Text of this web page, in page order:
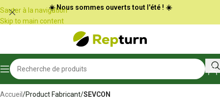
Panneau de gestion des cookies
Sauter à la navigation
Skip to main content
☀️ Nous sommes ouverts tout l'été ! ☀️
Accueil /Product Fabricant/SEVCON